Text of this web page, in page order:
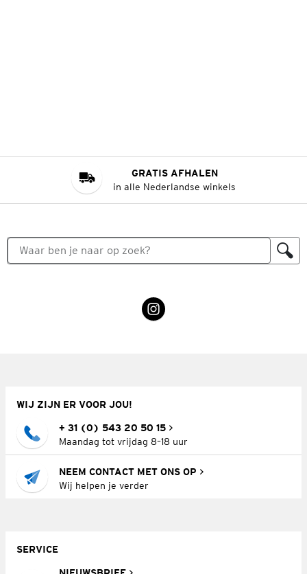
GRATIS AFHALEN
in alle Nederlandse winkels
WIJ ZIJN ER VOOR JOU!
+ 31 (0) 543 20 50 15
Maandag tot vrijdag 8–18 uur
NEEM CONTACT MET ONS OP
Wij helpen je verder
SERVICE